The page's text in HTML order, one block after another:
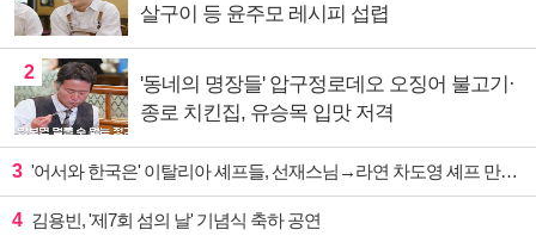
살구이 등 윤주모 레시피 섭렵
2
'동네의 명장들' 압구정로데오 오징어 불고기·
종로 치킨집, 유승목 입맛 저격
3 '어서와 한국은' 이탈리아 셰프들, 선재스님→라연 차도영 셰프 만난다
4 김용빈, '제7회 섬의 날' 기념식 축하 공연